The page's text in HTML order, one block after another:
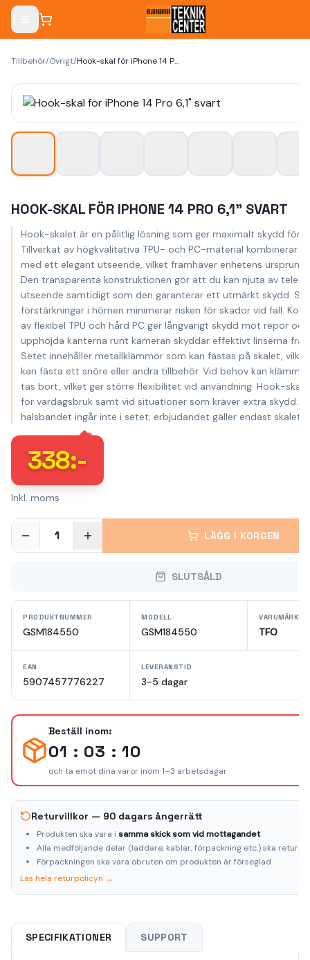
Tillbehör/Övrigt/ Hook-skal för iPhone 14 Pro 6,1" svart
HOOK-SKAL FÖR IPHONE 14 PRO 6,1" SVART
Hook-skalet är en pålitlig lösning som ger maximalt skydd för
Tillverkat av högkvalitativa TPU- och PC-material kombinerar
med ett elegant utseende, vilket framhäver enhetens
Den transparenta konstruktionen gör att du kan njuta av
utseende samtidigt som den garanterar ett utmärkt skydd.
förstärkningar i hörnen minimerar risken för skador vid fall.
av flexibel TPU och hård PC ger långvarigt skydd mot repor
upphöjda kanterna runt kameran skyddar effektivt linserna från
Setet innehåller metallklämmor som kan fästas på skalet,
kan fästa ett snöre eller andra tillbehör. Vid behov kan
tas bort, vilket ger större flexibilitet vid användning. Hook-
för vardagsbruk samt vid situationer som kräver extra skydd.
halsbandet ingår inte i setet; erbjudandet gäller endast skalet.*
338:-
Inkl. moms
1 LÄGG I KORGEN
SLUTSÅLD
PRODUKTNUMMER
GSM184550
MODELL
GSM184550
VARUMÄRKE
TFO
EAN
5907457776227
LEVERANSTID
3-5 dagar
Beställ inom:
01 : 03 : 10
och ta emot dina varor inom 1–3 arbetsdagar
Returvillkor — 90 dagars ångerrätt
Produkten ska vara i samma skick som vid mottagandet
Alla medföljande delar (laddare, kablar, förpackning etc.) ska
Förpackningen ska vara obruten om produkten är förseglad
Läs hela returpolicyn →
SPECIFIKATIONER SUPPORT